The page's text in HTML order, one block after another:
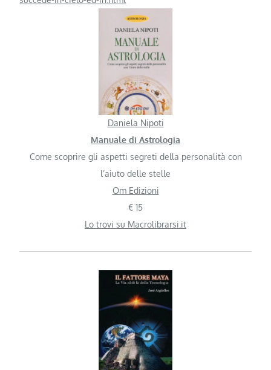
Daniela Nipoti
Manuale di Astrologia
Come scoprire gli aspetti segreti della personalità con
l’aiuto delle stelle
Om Edizioni
€ 15
Lo trovi su Macrolibrarsi.it